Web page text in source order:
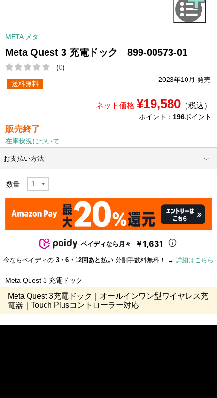
META メタ
Meta Quest 3 充電ドック 899-00573-01
(0)
2023年10月 発売
送料無料
ネット価格 ¥19,580（税込）
ポイント： 196ポイント
販売終了
在庫状況について
お支払い方法
数量
ペイディなら月々 ￥1,631
今ならペイディの 3・6・12回あと払い 分割手数料無料！ → 詳細はこちら
Meta Quest 3 充電ドック
Meta Quest 3充電ドック｜オールインワン型ワイヤレス充
電器｜Touch Plusコントローラー対応